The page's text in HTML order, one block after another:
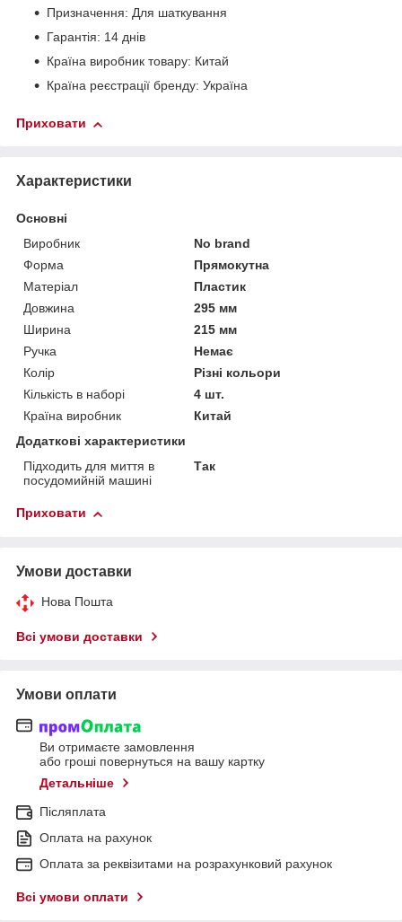
Призначення: Для шаткування
Гарантія: 14 днів
Країна виробник товару: Китай
Країна реєстрації бренду: Україна
Приховати
Характеристики
Основні
Виробник
No brand
Форма
Прямокутна
Матеріал
Пластик
Довжина
295 мм
Ширина
215 мм
Ручка
Немає
Колір
Різні кольори
Кількість в наборі
4 шт.
Країна виробник
Китай
Додаткові характеристики
Підходить для миття в
посудомийній машині
Так
Приховати
Умови доставки
Нова Пошта
Всі умови доставки
Умови оплати
Ви отримаєте замовлення
або гроші повернуться на вашу картку
Детальніше
Післяплата
Оплата на рахунок
Оплата за реквізитами на розрахунковий рахунок
Всі умови оплати